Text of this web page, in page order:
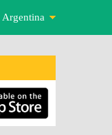
Argentina